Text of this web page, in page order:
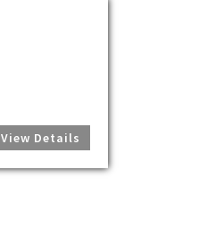
View Details